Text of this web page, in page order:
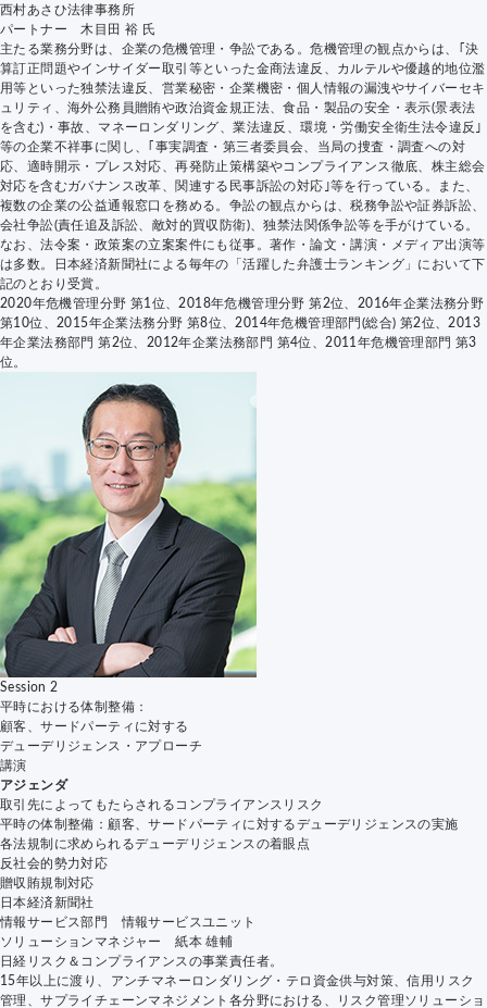
西村あさひ法律事務所
パートナー 木目田 裕 氏
主たる業務分野は、企業の危機管理・争訟である。危機管理の観点からは、｢決
算訂正問題やインサイダー取引等といった金商法違反、カルテルや優越的地位濫
用等といった独禁法違反、営業秘密・企業機密・個人情報の漏洩やサイバーセキ
ュリティ、海外公務員贈賄や政治資金規正法、食品・製品の安全・表示(景表法
を含む)・事故、マネーロンダリング、業法違反、環境・労働安全衛生法令違反｣
等の企業不祥事に関し、｢事実調査・第三者委員会、当局の捜査・調査への対
応、適時開示・プレス対応、再発防止策構築やコンプライアンス徹底、株主総会
対応を含むガバナンス改革、関連する民事訴訟の対応｣等を行っている。また、
複数の企業の公益通報窓口を務める。争訟の観点からは、税務争訟や証券訴訟、
会社争訟(責任追及訴訟、敵対的買収防衛)、独禁法関係争訟等を手がけている。
なお、法令案・政策案の立案案件にも従事。著作・論文・講演・メディア出演等
は多数。日本経済新聞社による毎年の「活躍した弁護士ランキング」において下
記のとおり受賞。
2020年危機管理分野 第1位、2018年危機管理分野 第2位、2016年企業法務分野
第10位、2015年企業法務分野 第8位、2014年危機管理部門(総合) 第2位、2013
年企業法務部門 第2位、2012年企業法務部門 第4位、2011年危機管理部門 第3
位。
Session 2
平時における体制整備：
顧客、サードパーティに対する
デューデリジェンス・アプローチ
講演
アジェンダ
取引先によってもたらされるコンプライアンスリスク
平時の体制整備：顧客、サードパーティに対するデューデリジェンスの実施
各法規制に求められるデューデリジェンスの着眼点
反社会的勢力対応
贈収賄規制対応
日本経済新聞社
情報サービス部門情報サービスユニット
ソリューションマネジャー 紙本 雄輔
日経リスク＆コンプライアンスの事業責任者。
15年以上に渡り、アンチマネーロンダリング・テロ資金供与対策、信用リスク
管理、サプライチェーンマネジメント各分野における、リスク管理ソリューショ